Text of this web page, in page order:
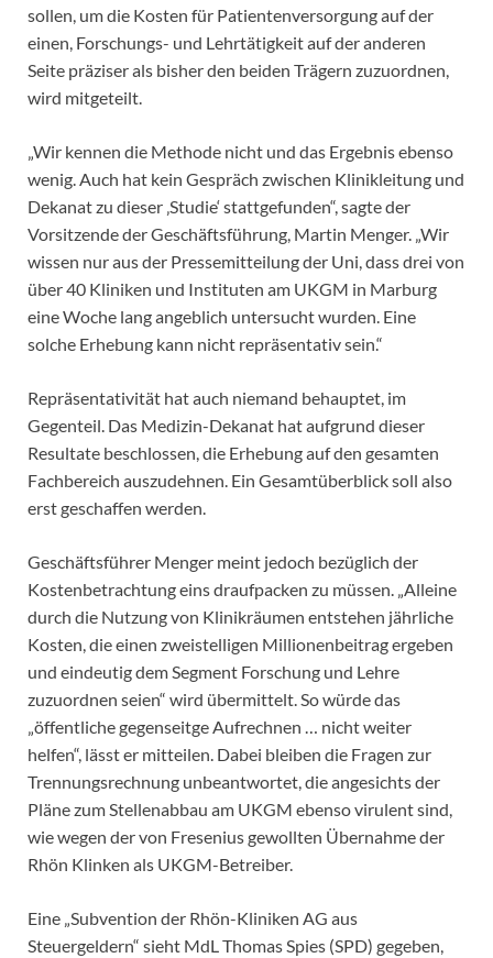
sollen, um die Kosten für Patientenversorgung auf der
einen, Forschungs- und Lehrtätigkeit auf der anderen
Seite präziser als bisher den beiden Trägern zuzuordnen,
wird mitgeteilt.
„Wir kennen die Methode nicht und das Ergebnis ebenso
wenig. Auch hat kein Gespräch zwischen Klinikleitung und
Dekanat zu dieser ‚Studie‘ stattgefunden“, sagte der
Vorsitzende der Geschäftsführung, Martin Menger. „Wir
wissen nur aus der Pressemitteilung der Uni, dass drei von
über 40 Kliniken und Instituten am UKGM in Marburg
eine Woche lang angeblich untersucht wurden. Eine
solche Erhebung kann nicht repräsentativ sein.“
Repräsentativität hat auch niemand behauptet, im
Gegenteil. Das Medizin-Dekanat hat aufgrund dieser
Resultate beschlossen, die Erhebung auf den gesamten
Fachbereich auszudehnen. Ein Gesamtüberblick soll also
erst geschaffen werden.
Geschäftsführer Menger meint jedoch bezüglich der
Kostenbetrachtung eins draufpacken zu müssen. „Alleine
durch die Nutzung von Klinikräumen entstehen jährliche
Kosten, die einen zweistelligen Millionenbeitrag ergeben
und eindeutig dem Segment Forschung und Lehre
zuzuordnen seien“ wird übermittelt. So würde das
„öffentliche gegenseitge Aufrechnen … nicht weiter
helfen“, lässt er mitteilen. Dabei bleiben die Fragen zur
Trennungsrechnung unbeantwortet, die angesichts der
Pläne zum Stellenabbau am UKGM ebenso virulent sind,
wie wegen der von Fresenius gewollten Übernahme der
Rhön Klinken als UKGM-Betreiber.
Eine „Subvention der Rhön-Kliniken AG aus
Steuergeldern“ sieht MdL Thomas Spies (SPD) gegeben,